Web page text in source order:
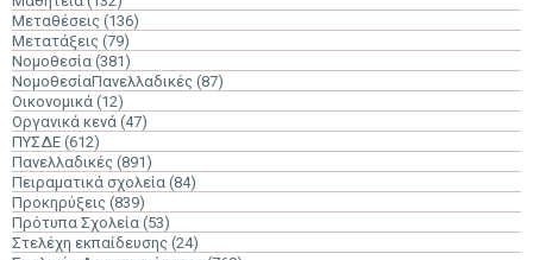
Μεταθέσεις (136)
Μετατάξεις (79)
Νομοθεσία (381)
ΝομοθεσίαΠανελλαδικές (87)
Οικονομικά (12)
Οργανικά κενά (47)
ΠΥΣΔΕ (612)
Πανελλαδικές (891)
Πειραματικά σχολεία (84)
Προκηρύξεις (839)
Πρότυπα Σχολεία (53)
Στελέχη εκπαίδευσης (24)